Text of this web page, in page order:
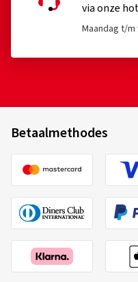
via onze
Maandag t/m
Betaalmethodes